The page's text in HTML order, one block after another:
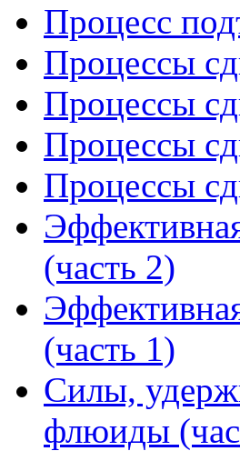
Процесс
Процессы
Процессы
Процессы
Процессы
(часть 2)
(часть 1)
Силы,
флюиды